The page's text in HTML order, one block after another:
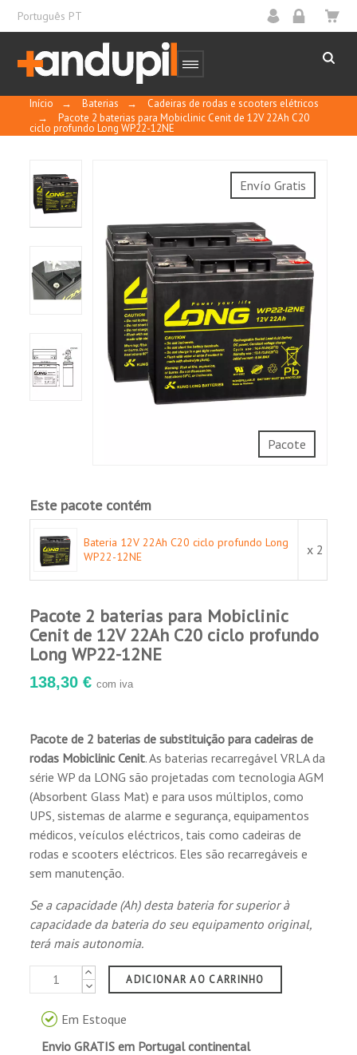
Português PT
Início → Baterias →
Cadeiras de rodas e scooters elétricos
→
Pacote 2 baterias para Mobiclinic Cenit de 12V 22Ah C20
ciclo profundo Long WP22-12NE
Pacote
Envío Gratis
Este pacote contém
Bateria 12V 22Ah C20 ciclo profundo Long
WP22-12NE
x 2
Pacote 2 baterias para Mobiclinic
Cenit de 12V 22Ah C20 ciclo profundo
Long WP22-12NE
138,30 € com iva
Pacote de 2 baterias de substituição para cadeiras de
rodas Mobiclinic Cenit. As baterias recarregável VRLA da
série WP da LONG são projetadas com tecnologia AGM
(Absorbent Glass Mat) e para usos múltiplos, como
UPS, sistemas de alarme e segurança, equipamentos
médicos, veículos eléctricos, tais como cadeiras de
rodas e scooters eléctricos. Eles são recarregáveis e
sem manutenção.
Se a capacidade (Ah) desta bateria for superior à
capacidade da bateria do seu equipamento original,
terá mais autonomia.
ADICIONAR AO CARRINHO
Em Estoque
Envio GRATIS em Portugal continental
Design seguro e eficaz à prova de explosão.
Pode ser instalado na posição lateral ou
vertical.
Hermético, não pode ser derramado e não
precisa de manutenção.
Certificação UL 1989.
Atende aos requisitos IATA/A67 e IMDG/238
para transporte.
Longa vida e baixa taxa de auto-descarga.
Aplicações:
Sistemas de segurança e alarme de incêndio.
Ferramentas elétricas.
Brinquedos para crianças.
Veículos elétricos e scooters elétricos.